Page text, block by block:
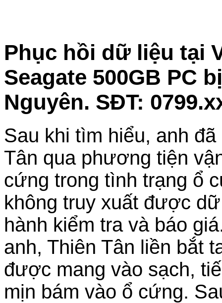
Phục hồi dữ liệu tại
Seagate 500GB PC
Nguyên. SĐT:
Sau khi tìm hiểu, anh
Tân qua phương tiện
cứng trong tình trạng ổ
không truy xuất được
hành kiểm tra và báo
anh, Thiên Tân liền bắt
được mang vào sạch,
mịn bám vào ổ cứng.